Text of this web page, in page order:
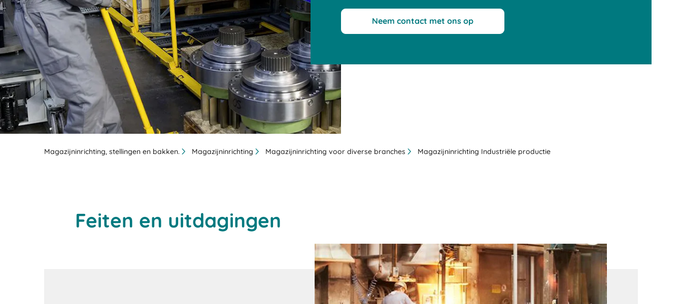
BIT O
Neem contact met ons op
Magazijninrichting, stellingen en bakken. Magazijninrichting Magazijninrichting voor diverse branches Magazijninrichting Industriële productie
Feiten en uitdagingen